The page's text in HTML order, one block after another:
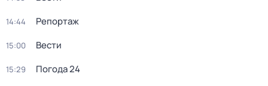
14:44 Репортаж
15:00 Вести
15:29 Погода 24